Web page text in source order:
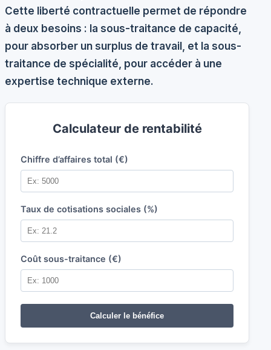
Cette liberté contractuelle permet de répondre
à deux besoins : la sous-traitance de capacité
pour absorber un surplus de travail, et la sous-
traitance de spécialité , pour accéder à une
expertise technique externe.
Calculateur de rentabilité
Chiffre d’affaires total (€)
Taux de cotisations sociales (%)
Coût sous-traitance (€)
Calculer le bénéfice